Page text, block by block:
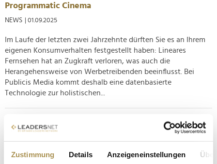
Zustimmung Details Anzeigeneinstellungen
Programmatic Cinema
NEWS | 01.09.2025
Im Laufe der letzten zwei Jahrzehnte dürften Sie es an Ihrem
eigenen Konsumverhalten festgestellt haben: Lineares
Fernsehen hat an Zugkraft verloren, was auch die
Herangehensweise von Werbetreibenden beeinflusst. Bei
Publicis Media kommt deshalb eine datenbasierte
Technologie zur holistischen...
Snow Card Tirol schürt die Ski-Vorfreude
Skifahrer und Snowboarder auf der ganzen Welt zählen die